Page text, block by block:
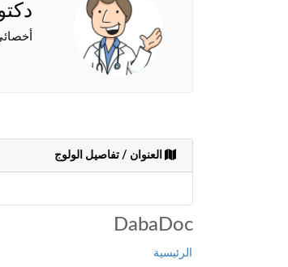
العنوان / تفاصيل الولوج
DabaDoc
الرئيسية